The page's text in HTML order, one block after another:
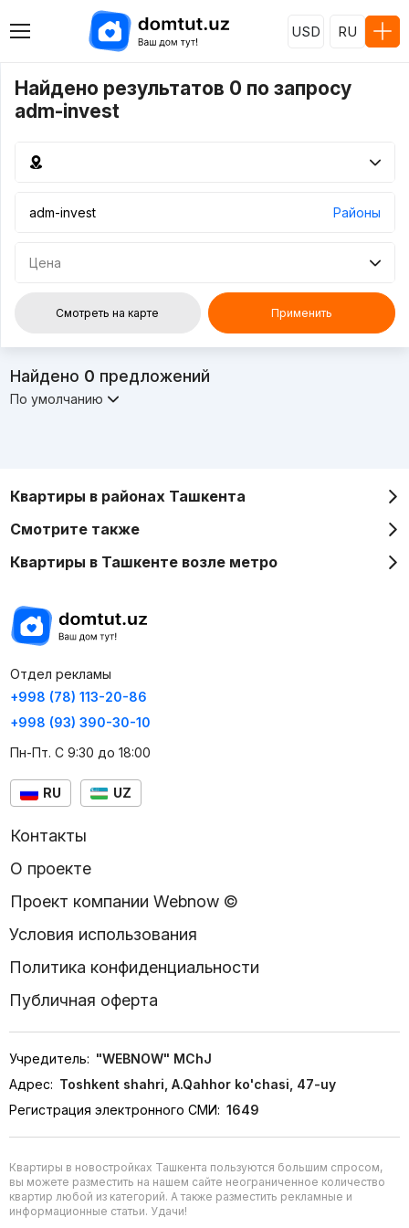
USD RU
Найдено результатов 0 по запросу
adm-invest
Районы
Цена
Смотреть на карте Применить
Найдено 0 предложений
По умолчанию
Квартиры в районах Ташкента
Смотрите также
Квартиры в Ташкенте возле метро
Отдел рекламы
+998 (78) 113-20-86
+998 (93) 390-30-10
Пн-Пт. С 9:30 до 18:00
RU UZ
Контакты
О проекте
Проект компании Webnow ©
Условия использования
Политика конфиденциальности
Публичная оферта
Учредитель: "WEBNOW" MChJ
Адрес: Toshkent shahri, A.Qahhor ko'chasi, 47-uy
Регистрация электронного СМИ: 1649
Квартиры в новостройках Ташкента пользуются большим спросом,
вы можете разместить на нашем сайте неограниченное количество
квартир любой из категорий. А также разместить рекламные и
информационные статьи. Удачи!